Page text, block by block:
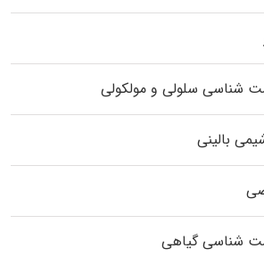
شناسی سلولی و مولکولی
بالینی
شناسی گیاهی